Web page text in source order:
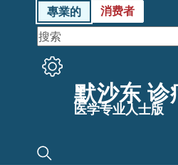
專業的 消费者
默沙东 诊
医学专业人士版